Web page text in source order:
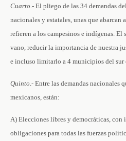
Cuarto.- El pliego de las 34 demandas
nacionales y estatales, unas que abarcan
refieren a los campesinos e indígenas.
vano, reducir la importancia de nuestra
e incluso limitarlo a 4 municipios del sur
Quinto.- Entre las demandas nacionales
mexicanos, están:
A) Elecciones libres y democráticas, con
obligaciones para todas las fuerzas